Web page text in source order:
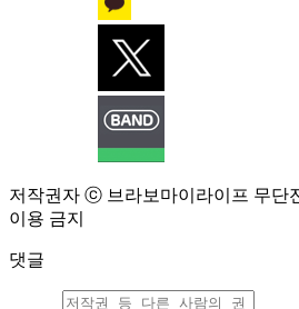
저작권자 ⓒ 브라보마이라이프 무단
이용 금지
댓글